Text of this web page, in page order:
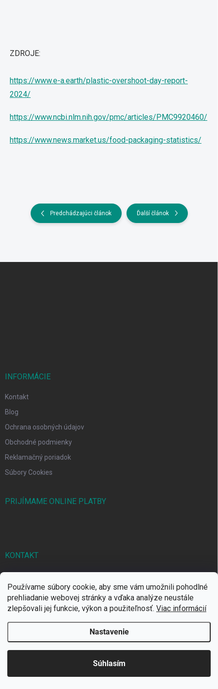
Používame súbory cookie, aby sme vám umožnili pohodlné
prehliadanie webovej stránky a vďaka analýze neustále
zlepšovali jej funkcie, výkon a použiteľnosť. Viac informácií
Nastavenie
Súhlasím
ZDROJE:
https://www.e-a.earth/plastic-overshoot-day-report-
2024/
https://www.ncbi.nlm.nih.gov/pmc/articles/PMC9920460/
https://www.news.market.us/food-packaging-statistics/
Predchádzajúci článok Ďalší článok
INFORMÁCIE
Kontakt
Blog
Ochrana osobných údajov
Obchodné podmienky
Reklamačný poriadok
Súbory Cookies
PRIJÍMAME ONLINE PLATBY
KONTAKT
0905/458 656
MARK bal sro
MARKBAL.SK . Všetky práva vyhradené.